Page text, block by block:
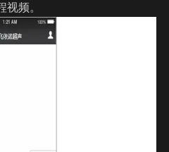
频。